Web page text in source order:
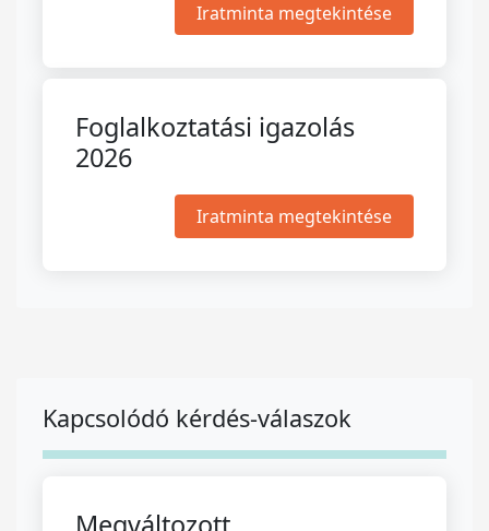
Iratminta megtekintése
Foglalkoztatási igazolás
2026
Iratminta megtekintése
Kapcsolódó kérdés-válaszok